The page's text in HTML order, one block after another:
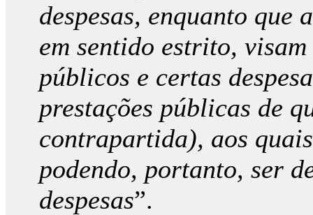
despesas, enquanto que
em sentido estrito,
públicos e certas
prestações públicas de
contrapartida), aos
podendo, portanto, ser
despesas”.